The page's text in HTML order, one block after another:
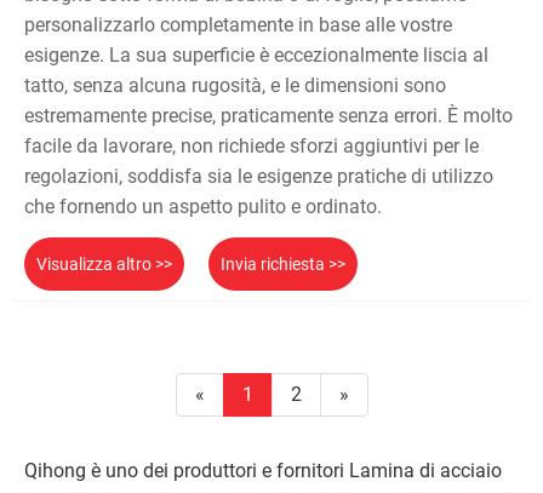
personalizzarlo completamente in base alle vostre
esigenze. La sua superficie è eccezionalmente liscia al
tatto, senza alcuna rugosità, e le dimensioni sono
estremamente precise, praticamente senza errori. È molto
facile da lavorare, non richiede sforzi aggiuntivi per le
regolazioni, soddisfa sia le esigenze pratiche di utilizzo
che fornendo un aspetto pulito e ordinato.
Visualizza altro >> Invia richiesta >>
« 1 2 »
Qihong è uno dei produttori e fornitori Lamina di acciaio